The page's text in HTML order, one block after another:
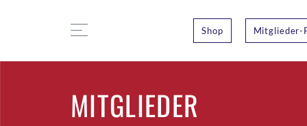
Shop Mitglieder-
MITGLIEDER